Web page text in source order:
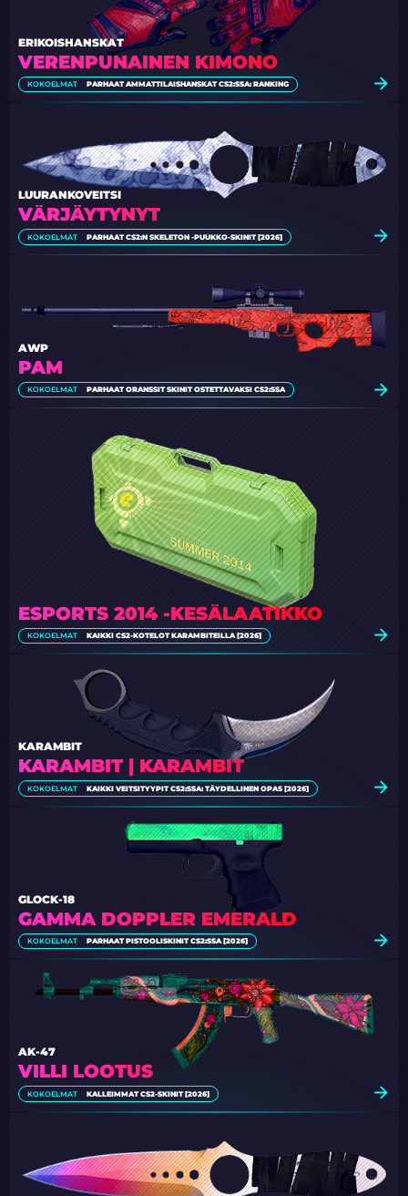
VERENPUNAINEN KIMONO
ERIKOISHANSKAT
KOKOELMAT PARHAAT AMMATTILAISHANSKAT CS2:SSA: RANKING
VÄRJÄYTYNYT
LUURANKOVEITSI
KOKOELMAT PARHAAT CS2:N SKELETON -PUUKKO-SKINIT [2026]
PAM
AWP
KOKOELMAT PARHAAT ORANSSIT SKINIT OSTETTAVAKSI CS2:SSA
ESPORTS 2014 -KESÄLAATIKKO
KOKOELMAT KAIKKI CS2-KOTELOT KARAMBITEILLA [2026]
KARAMBIT | KARAMBIT
KARAMBIT
KOKOELMAT KAIKKI VEITSITYYPIT CS2:SSA: TÄYDELLINEN OPAS [2026]
GAMMA DOPPLER EMERALD
GLOCK-18
KOKOELMAT PARHAAT PISTOOLISKINIT CS2:SSA [2026]
VILLI LOOTUS
AK-47
KOKOELMAT KALLEIMMAT CS2-SKINIT [2026]